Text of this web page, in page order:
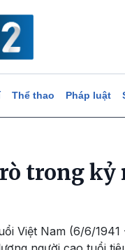
Thể thao Pháp luật
trong kỷ
Việt Nam (6/6/